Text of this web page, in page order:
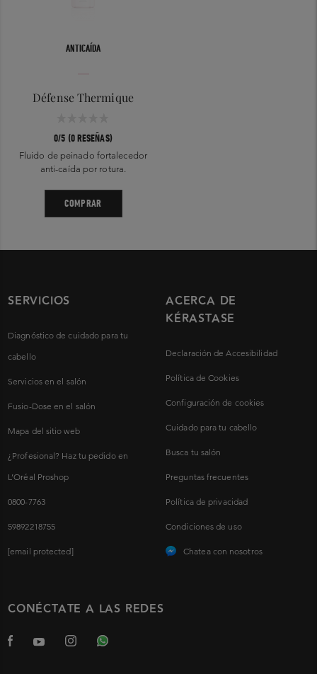
ANTICAÍDA
Défense Thermique
0/5 (0 RESEÑAS)
Fluido de peinado fortalecedor
anti-caída por rotura.
COMPRAR
SERVICIOS
Diagnóstico de cuidado para tu
cabello
Servicios en el salón
Fusio-Dose en el salón
Mapa del sitio web
¿Profesional? Haz tu pedido en
L’Oréal Proshop
0800-7763
59892218755
[email protected]
ACERCA DE
KÉRASTASE
Declaración de Accesibilidad
Política de Cookies
Configuración de cookies
Cuidado para tu cabello
Busca tu salón
Preguntas frecuentes
Política de privacidad
Condiciones de uso
Chatea con nosotros
CONÉCTATE A LAS REDES